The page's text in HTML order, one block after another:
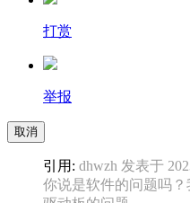
打赏
举报
取消
引用: dhwzh 发表于
你说是软件的问题吗